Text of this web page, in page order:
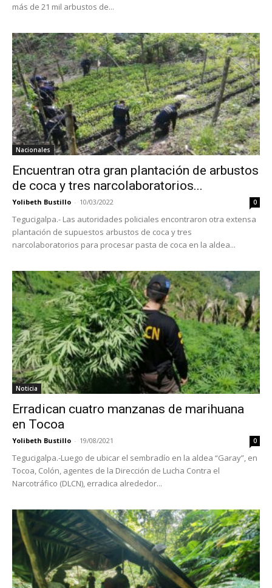
más de 21 mil arbustos de...
Nacionales
Encuentran otra gran plantación de arbustos
de coca y tres narcolaboratorios...
Yolibeth Bustillo - 10/03/2022 0
Tegucigalpa.- Las autoridades policiales encontraron otra extensa
plantación de supuestos arbustos de coca y tres
narcolaboratorios para procesar pasta de coca en la aldea...
Noticia
Erradican cuatro manzanas de marihuana
en Tocoa
Yolibeth Bustillo - 19/08/2021 0
Tegucigalpa.-Luego de ubicar el sembradío en la aldea “Garay”, en
Tocoa, Colón, agentes de la Dirección de Lucha Contra el
Narcotráfico (DLCN), erradica alrededor...